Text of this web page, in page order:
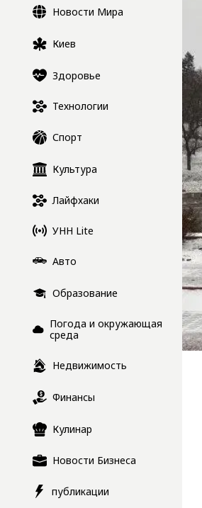
Новости Мира
Киев
Здоровье
Технологии
Спорт
Культура
Лайфхаки
УНН Lite
Авто
Образование
Погода и окружающая
среда
Недвижимость
Финансы
Кулинар
Новости Бизнеса
публикации